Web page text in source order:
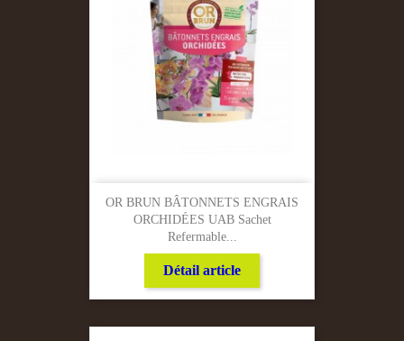
OR BRUN BÂTONNETS ENGRAIS
ORCHIDÉES UAB Sachet
Refermable...
Détail article